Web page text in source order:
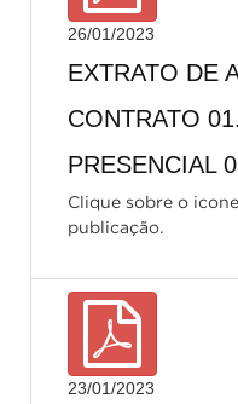
26/01/2023
EXTRATO DE
CONTRATO
PRESENCIAL
Clique sobre o
publicação.
23/01/2023